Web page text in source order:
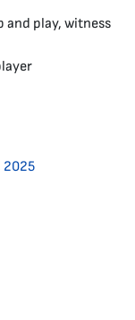
and play, witness
2025